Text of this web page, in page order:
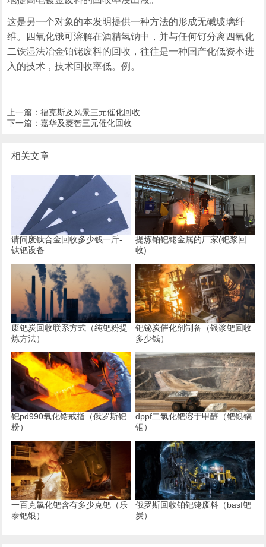
这是另一个对象的本发明提供一种方法的形成无碱玻璃纤
维。四氧化锇可溶解在酒精氢钠中，并与任何钌分离四氧化
二铁湿法冶金铂铑废料的回收，往往是一种国产化低资本进
入的技术，技术回收率低。例。
上一篇：福克斯及风景三元催化回收
下一篇：嘉华及菱智三元催化回收
相关文章
请问废钛合金回收多少钱一斤-
钛钯设备
提炼铂钯铑金属的厂家(钯浆回
收)
废钯炭回收联系方式（纯钯粉提
炼方法）
钯铋炭催化剂制备（银浆钯回收
多少钱）
钯pd990氧化锆戒指（俄罗斯钯
粉）
dppf二氯化钯溶于甲醇（钯银镉
铟）
一百克氯化钯含有多少克钯（乐
泰钯银）
俄罗斯回收铂钯铑废料（basf钯
炭）